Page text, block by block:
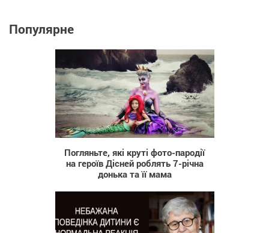
Популярне
2 224
Погляньте, які круті фото-пародії
на героїв Дісней роблять 7-річна
донька та її мама